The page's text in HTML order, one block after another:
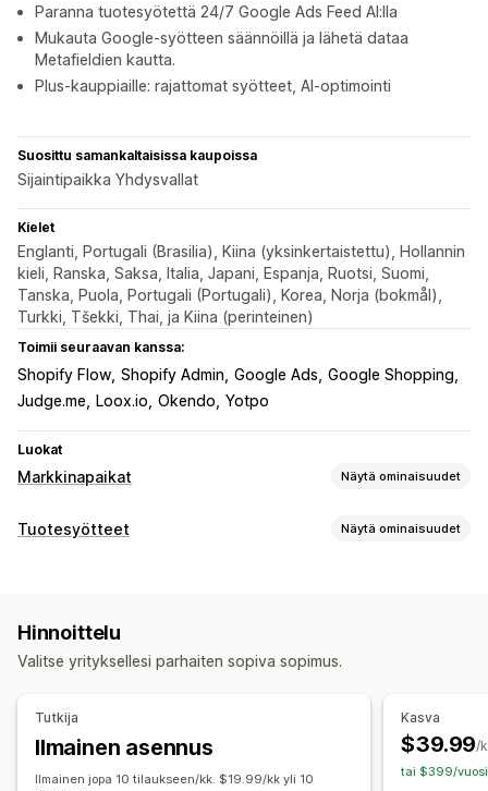
Paranna tuotesyötettä 24/7 Google Ads Feed AI:lla
Mukauta Google-syötteen säännöillä ja lähetä dataa
Metafieldien kautta.
Plus-kauppiaille: rajattomat syötteet, AI-optimointi
Suosittu samankaltaisissa kaupoissa
Sijaintipaikka Yhdysvallat
Kielet
Englanti, Portugali (Brasilia), Kiina (yksinkertaistettu), Hollannin
kieli, Ranska, Saksa, Italia, Japani, Espanja, Ruotsi, Suomi,
Tanska, Puola, Portugali (Portugali), Korea, Norja (bokmål),
Turkki, Tšekki, Thai, ja Kiina (perinteinen)
Toimii seuraavan kanssa:
Shopify Flow Shopify Admin Google Ads Google Shopping
Judge.me
Loox.io Okendo Yotpo
Luokat
Markkinapaikat Näytä ominaisuudet
Listausten hallinnointi
Syötteen käännös
Mukautetut listaukset Listausten analytiikka
Tilausten hallinta
Yhtenäinen dashboard
Tuotesyötteet Näytä ominaisuudet
Metakentät Tietojenkeruu tekoälyn avulla
Lokalisoidut syötteet Monta valuuttaa Monikielisyys
Hinnoittelu
Valitse yrityksellesi parhaiten sopiva sopimus.
Tutkija
Ilmainen asennus
Ilmainen jopa 10 tilaukseen/kk. $19.99/kk yli 10
Kasva
$39.99/
tai $399/vuosi